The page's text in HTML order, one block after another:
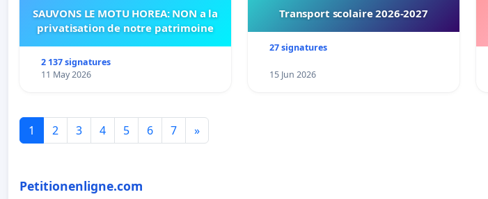
SAUVONS LE MOTU HOREA: NON a la
privatisation de notre patrimoine
2 137 signatures
11 May 2026
Transport scolaire 2026-2027
27 signatures
15 Jun 2026
1 2 3 4 5 6 7 »
Petitionenligne.com